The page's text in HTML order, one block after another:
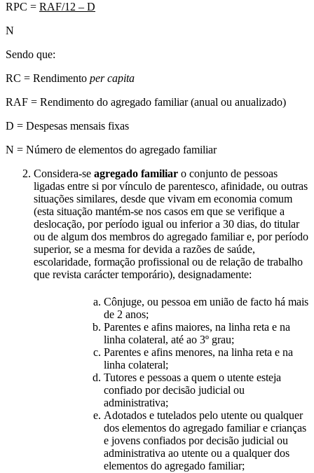
RPC = RAF/12 – D
N
Sendo que:
RC = Rendimento per capita
RAF = Rendimento do agregado familiar (anual ou anualizado)
D = Despesas mensais fixas
N = Número de elementos do agregado familiar
Considera-se agregado familiar o conjunto de pessoas
ligadas entre si por vínculo de parentesco, afinidade, ou outras
situações similares, desde que vivam em economia comum
(esta situação mantém-se nos casos em que se verifique a
deslocação, por período igual ou inferior a 30 dias, do titular
ou de algum dos membros do agregado familiar e, por período
superior, se a mesma for devida a razões de saúde,
escolaridade, formação profissional ou de relação de trabalho
que revista carácter temporário), designadamente:
Cônjuge, ou pessoa em união de facto há mais
de 2 anos;
Parentes e afins maiores, na linha reta e na
linha colateral, até ao 3º grau;
Parentes e afins menores, na linha reta e na
linha colateral;
Tutores e pessoas a quem o utente esteja
confiado por decisão judicial ou
administrativa;
Adotados e tutelados pelo utente ou qualquer
dos elementos do agregado familiar e crianças
e jovens confiados por decisão judicial ou
administrativa ao utente ou a qualquer dos
elementos do agregado familiar;